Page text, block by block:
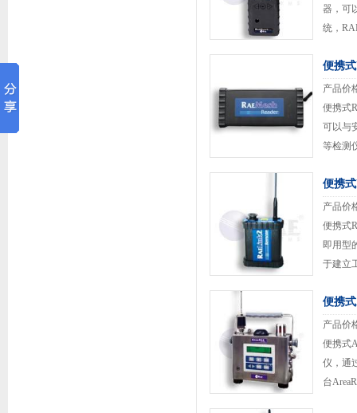
器，可
统，
mesh
便携
产品价
便携式
可以与
等检测
便携
产品价
便携式
即用型
于建立
络 接收
便携
产品价
便携式
仪，通
台